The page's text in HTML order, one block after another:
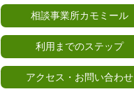
相談事業所カモミール
利用までのステップ
アクセス・お問い合わせ